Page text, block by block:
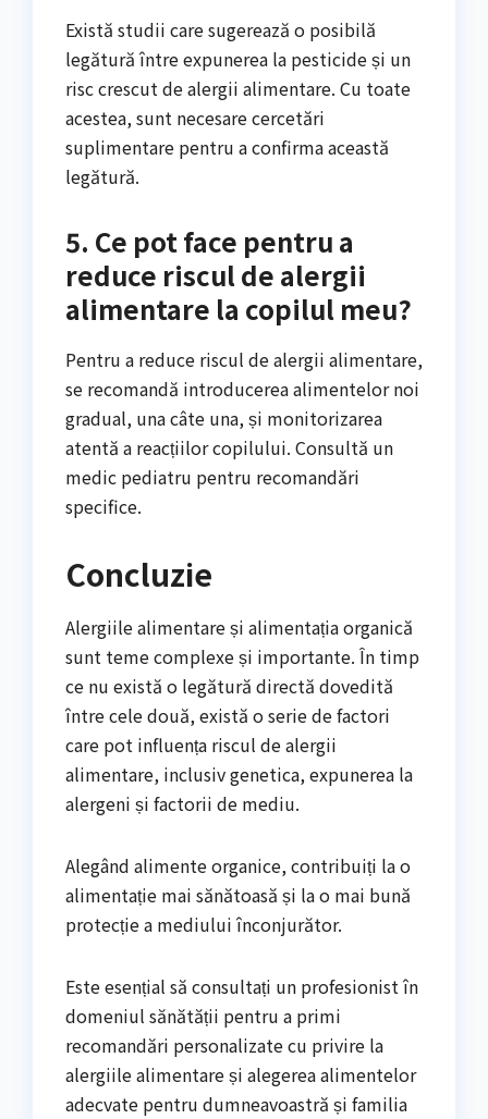
Există studii care sugerează o posibilă
legătură între expunerea la pesticide și un
risc crescut de alergii alimentare. Cu toate
acestea, sunt necesare cercetări
suplimentare pentru a confirma această
legătură.
5. Ce pot face pentru a
reduce riscul de alergii
alimentare la copilul meu?
Pentru a reduce riscul de alergii alimentare,
se recomandă introducerea alimentelor noi
gradual, una câte una, și monitorizarea
atentă a reacțiilor copilului. Consultă un
medic pediatru pentru recomandări
specifice.
Concluzie
Alergiile alimentare și alimentația organică
sunt teme complexe și importante. În timp
ce nu există o legătură directă dovedită
între cele două, există o serie de factori
care pot influența riscul de alergii
alimentare, inclusiv genetica, expunerea la
alergeni și factorii de mediu.
Alegând alimente organice, contribuiți la o
alimentație mai sănătoasă și la o mai bună
protecție a mediului înconjurător.
Este esențial să consultați un profesionist în
domeniul sănătății pentru a primi
recomandări personalizate cu privire la
alergiile alimentare și alegerea alimentelor
adecvate pentru dumneavoastră și familia